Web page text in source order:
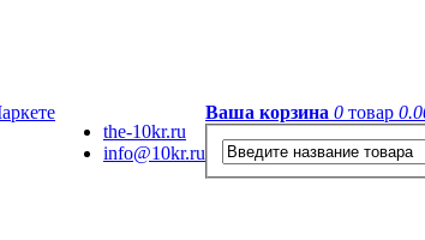
the-10kr.ru
info@10kr.ru
Ваша корзина 0 товар